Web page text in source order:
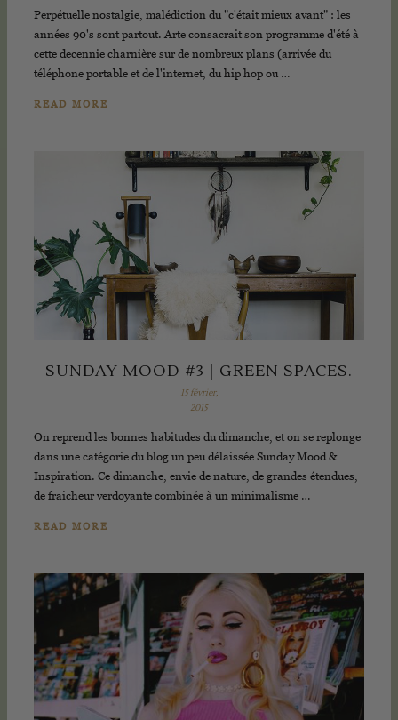
Perpétuelle nostalgie, malédiction du "c'était mieux avant" : les
années 90's sont partout. Arte consacrait son programme d'été à
cette decennie charnière sur de nombreux plans (arrivée du
téléphone portable et de l'internet, du hip hop ou …
READ MORE
SUNDAY MOOD #3 | GREEN SPACES.
15 février,
2015
On reprend les bonnes habitudes du dimanche, et on se replonge
dans une catégorie du blog un peu délaissée Sunday Mood &
Inspiration. Ce dimanche, envie de nature, de grandes étendues,
de fraicheur verdoyante combinée à un minimalisme …
READ MORE